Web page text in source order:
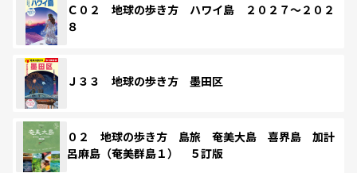
Ｃ０２ 地球の歩き方 ハワイ島 ２０２７～２０２
８
Ｊ３３ 地球の歩き方 墨田区
０２ 地球の歩き方 島旅 奄美大島 喜界島 加計
呂麻島（奄美群島１） ５訂版